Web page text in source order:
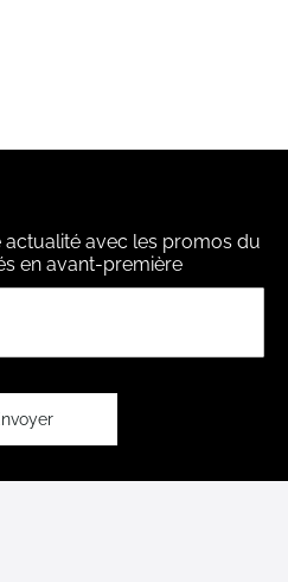
avec les promos du
en avant-première